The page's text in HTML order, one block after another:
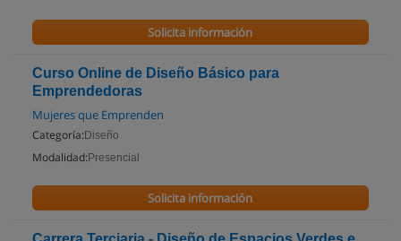
Solicita información
Curso Online de Diseño Básico para
Emprendedoras
Mujeres que Emprenden
Categoría: Diseño
Modalidad: Presencial
Solicita información